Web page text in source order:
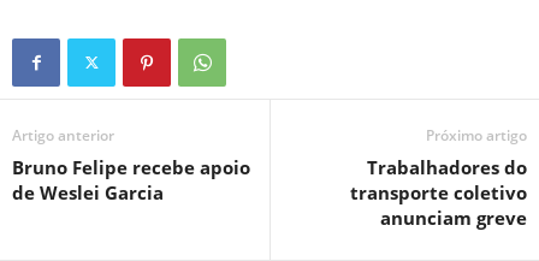
Artigo anterior
Bruno Felipe recebe apoio
de Weslei Garcia
Próximo artigo
Trabalhadores do
transporte coletivo
anunciam greve